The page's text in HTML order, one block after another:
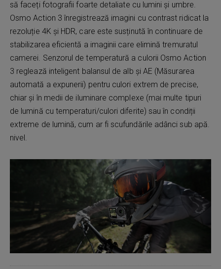
să faceți fotografii foarte detaliate cu lumini și umbre.
Osmo Action 3 înregistrează imagini cu contrast ridicat la
rezoluție 4K și HDR, care este susținută în continuare de
stabilizarea eficientă a imaginii care elimină tremuratul
camerei. Senzorul de temperatură a culorii Osmo Action
3 reglează inteligent balansul de alb și AE (Măsurarea
automată a expunerii) pentru culori extrem de precise,
chiar și în medii de iluminare complexe (mai multe tipuri
de lumină cu temperaturi/culori diferite) sau în condiții
extreme de lumină, cum ar fi scufundările adânci sub apă.
nivel.